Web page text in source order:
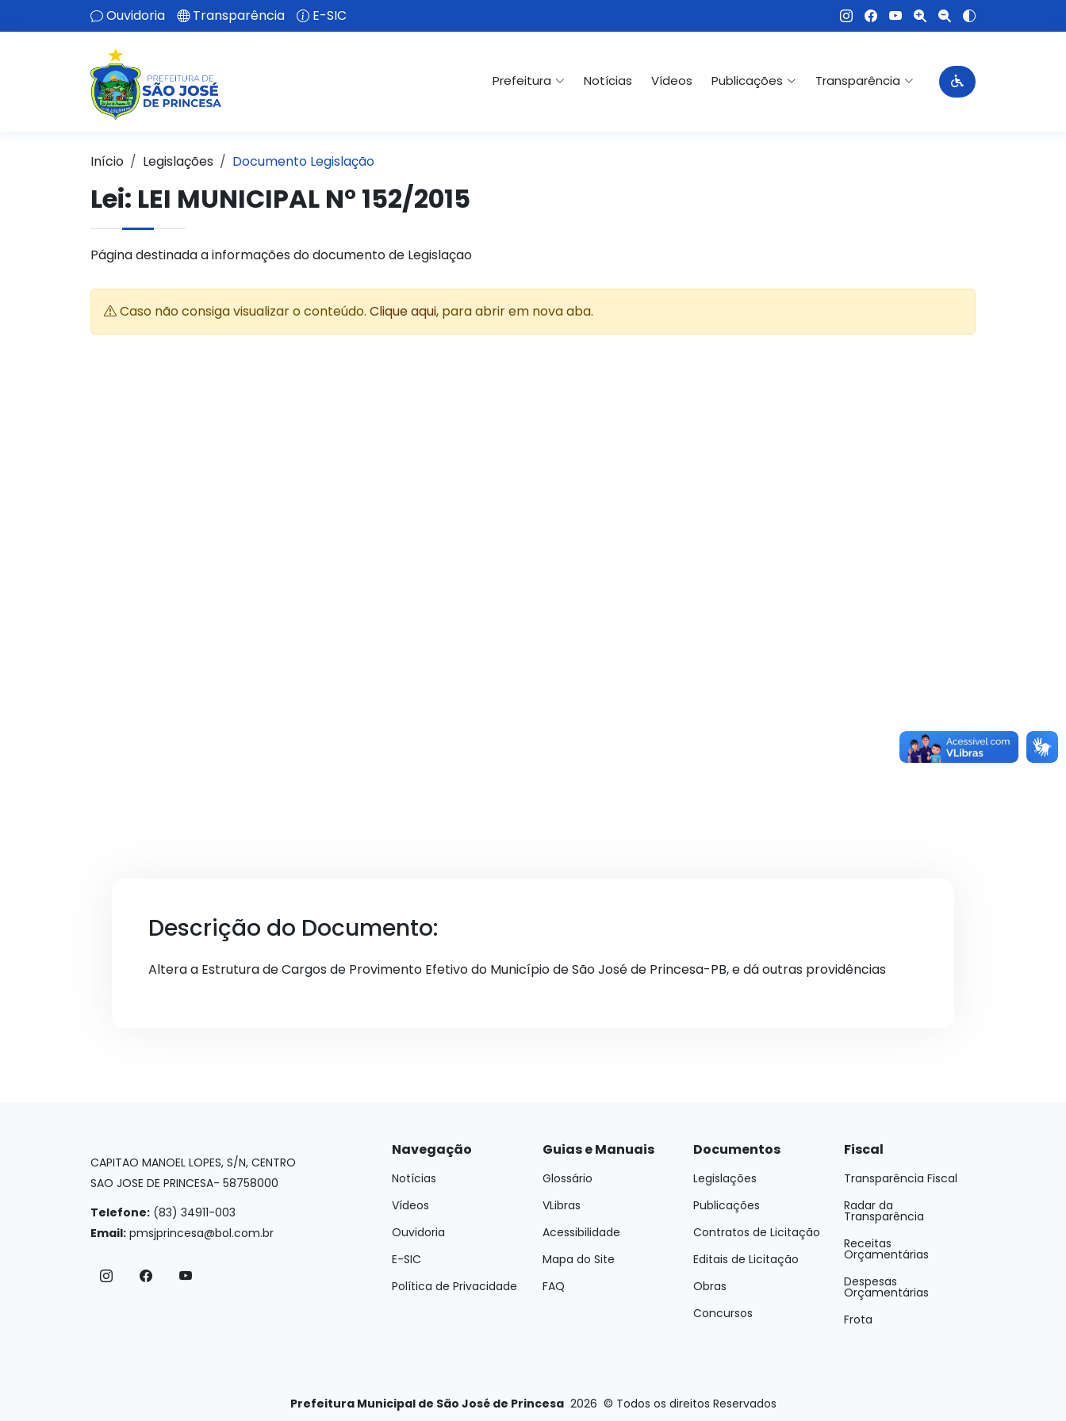
Ouvidoria Transparência E-SIC
Prefeitura Notícias Vídeos Publicações Transparência
Início Legislações Documento Legislação
Lei: LEI MUNICIPAL N° 152/2015
Página destinada a informações do documento de Legislaçao
Caso não consiga visualizar o conteúdo. Clique aqui, para abrir em nova aba.
Descrição do Documento:
Altera a Estrutura de Cargos de Provimento Efetivo do Município de São José de Princesa-PB, e dá outras providências
CAPITAO MANOEL LOPES, S/N, CENTRO
SAO JOSE DE PRINCESA- 58758000
Telefone: (83) 34911-003
Email: pmsjprincesa@bol.com.br
Navegação
Notícias
Vídeos
Ouvidoria
E-SIC
Política de Privacidade
Guias e Manuais
Glossário
VLibras
Acessibilidade
Mapa do Site
FAQ
Documentos
Legislações
Publicações
Contratos de Licitação
Editais de Licitação
Obras
Concursos
Fiscal
Transparência Fiscal
Radar da
Transparência
Receitas
Orçamentárias
Despesas
Orçamentárias
Frota
Prefeitura Municipal de São José de Princesa 2026 © Todos os direitos Reservados